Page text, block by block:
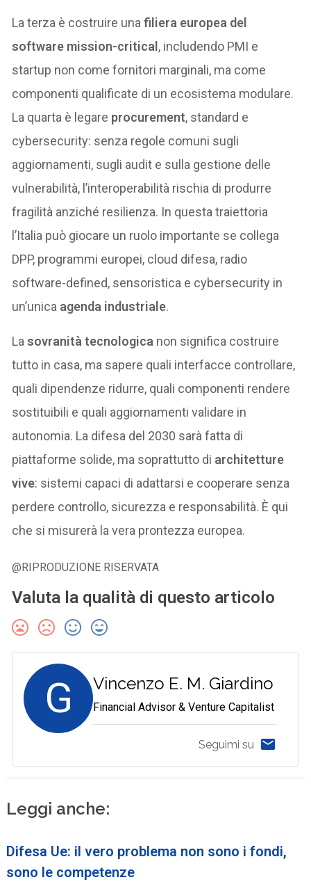
La terza è costruire unafiliera europea del
software mission-critical , includendo PMI e
startup non come fornitori marginali, ma come
componenti qualificate di un ecosistema modulare.
La quarta è legare procurement, standard e
cybersecurity: senza regole comuni sugli
aggiornamenti, sugli audit e sulla gestione delle
vulnerabilità, l’interoperabilità rischia di produrre
fragilità anziché resilienza. In questa traiettoria
l’Italia può giocare un ruolo importante se collega
DPP, programmi europei, cloud difesa, radio
software-defined, sensoristica e cybersecurity in
un’unica agenda industriale.
Lasovranità tecnologica non significa costruire
tutto in casa, ma sapere quali interfacce controllare,
quali dipendenze ridurre, quali componenti rendere
sostituibili e quali aggiornamenti validare in
autonomia. La difesa del 2030 sarà fatta di
piattaforme solide, ma soprattutto di architetture
vive: sistemi capaci di adattarsi e cooperare senza
perdere controllo, sicurezza e responsabilità. È qui
che si misurerà la vera prontezza europea.
@RIPRODUZIONE RISERVATA
Valuta la qualità di questo articolo
G Vincenzo E. M. Giardino
Financial Advisor & Venture Capitalist
Seguimi su
Leggi anche:
Difesa Ue: il vero problema non sono i fondi,
sono le competenze